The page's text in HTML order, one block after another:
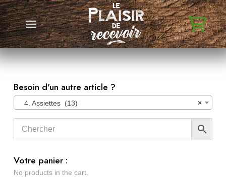
Besoin d'un autre article ?
×
4. Assiettes (13)
Votre panier :
No products in the cart.